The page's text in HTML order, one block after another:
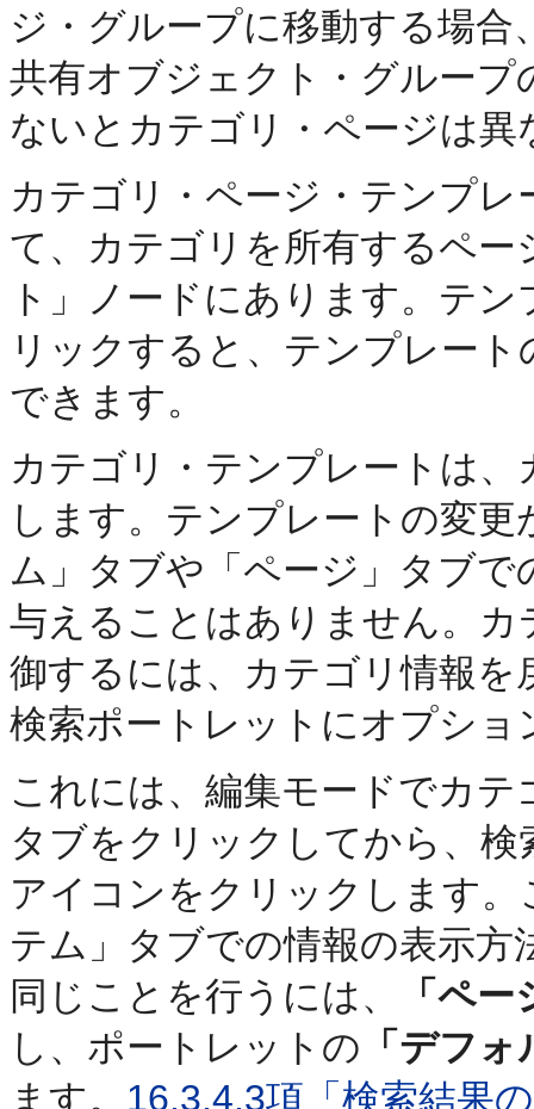
ジ・グループに移動する場
共有オブジェクト・グルー
ないとカテゴリ・ページは
カテゴリ・ページ・テンプ
て、カテゴリを所有するペ
ト」ノードにあります。テ
リックすると、テンプレー
できます。
カテゴリ・テンプレートは
します。テンプレートの変
ム」タブや「ページ」タブ
与えることはありません。
御するには、カテゴリ情報
検索ポートレットにオプショ
これには、編集モードでカ
タブをクリックしてから、検
アイコンをクリックします
テム」タブでの情報の表示
同じことを行うには、
「ペー
し、ポートレットの 「デフ
ます。 16.3.4.3項「検索結果